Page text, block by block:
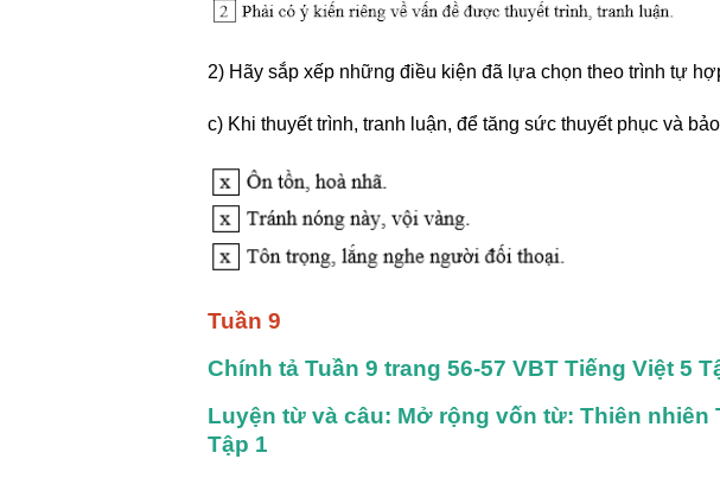
2) Hãy sắp xếp những điều kiện đã lựa chọn theo trình tự
c) Khi thuyết trình, tranh luận, để tăng sức thuyết phục và
Tuần 9
Chính tả Tuần 9 trang 56-57 VBT Tiếng Việt 5
Luyện từ và câu: Mở rộng vốn từ: Thiên nhiên
Tập 1